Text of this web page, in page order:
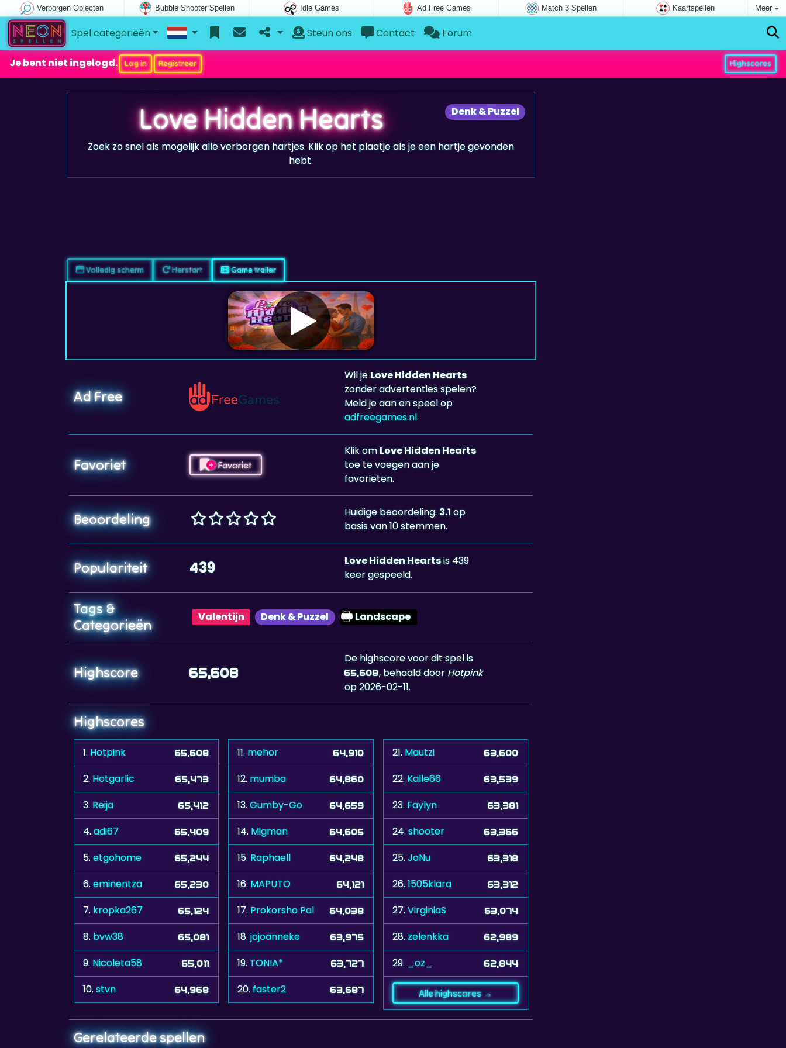
Verborgen Objecten Bubble Shooter Spellen Idle Games Ad Free Games Match 3 Spellen Kaartspellen Meer
Spel categorieën Steun ons Contact Forum
Je bent niet ingelogd. Log in Registreer Highscores
Denk & Puzzel
Love Hidden Hearts
Zoek zo snel als mogelijk alle verborgen hartjes. Klik op het plaatje als je een hartje gevonden
hebt.
Volledig scherm Herstart Game trailer
Ad Free
Wil jeLove Hidden Hearts
zonder advertenties spelen?
Meld je aan en speel op
adfreegames.nl.
Favoriet Favoriet
Klik omLove Hidden Hearts
toe te voegen aan je
favorieten.
Beoordeling Huidige beoordeling: 3.1op
basis van 10 stemmen.
Populariteit 439 Love Hidden Heartsis 439
keer gespeeld.
Tags &
Categorieën
Valentijn Denk & Puzzel Landscape
Highscore 65,608
De highscore voor dit spel is
65,608, behaald door Hotpink
op 2026-02-11.
Highscores
1. Hotpink 65,608
2. Hotgarlic 65,473
3. Reija 65,412
4.adi67 65,409
5.etgohome 65,244
6.eminentza 65,230
7. kropka267 65,124
8. bvw38 65,081
9. Nicoleta58 65,011
10.stvn 64,968
11. mehor 64,910
12. mumba 64,860
13.Gumby-Go 64,659
14. Migman 64,605
15. Raphaell 64,248
16. MAPUTO 64,121
17. Prokorsho Pal 64,038
18.jojoanneke 63,975
19. TONIA* 63,727
20.faster2 63,687
21. Mautzi 63,600
22. Kalle66 63,539
23. Faylyn 63,381
24.shooter 63,366
25.JoNu 63,318
26.1505klara 63,312
27.VirginiaS 63,074
28.zelenkka 62,989
29. _oz_ 62,844
Alle highscores →
Gerelateerde spellen